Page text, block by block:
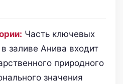
Часть ключевых
заливе Анива входит
природного
значения